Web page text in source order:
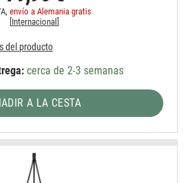
envío a Alemania gratis
Internacional
del producto
cerca de 2-3 semanas
A LA CESTA